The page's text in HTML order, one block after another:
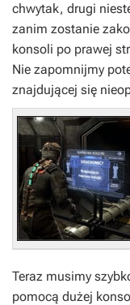
chwytak, drugi
zanim zostanie
konsoli po prawej
Nie zapomnijmy
znajdującej się
Teraz musimy
pomocą dużej